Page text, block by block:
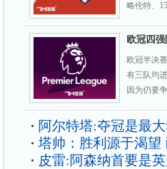
略伦特、
欧冠四
欧冠半决
有三队均
因为仍要
阿尔特塔:夺冠是最
塔帅：胜利源于渴望
皮雷:阿森纳首要是